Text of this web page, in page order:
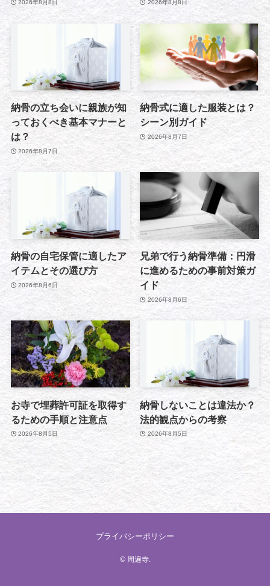
2026年8月8日 2026年8月8日
納骨の立ち会いに親族が知
っておくべき基本マナーと
は？
2026年8月7日
納骨式に適した服装とは？
シーン別ガイド
2026年8月7日
納骨の自宅保管に適したア
イテムとその選び方
2026年8月6日
兄弟で行う納骨準備：円滑
に進めるための事前対策ガ
イド
2026年8月6日
お寺で埋葬許可証を取得す
るための手順と注意点
2026年8月5日
納骨しないことは違法か？
法的観点からの考察
2026年8月5日
プライバシーポリシー
©周遍寺.